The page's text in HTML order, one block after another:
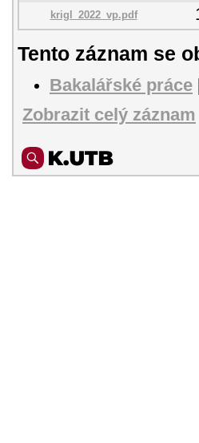
krigl_2022_vp.pdf
Tento záznam se
Bakalářské práce
Zobrazit celý záznam